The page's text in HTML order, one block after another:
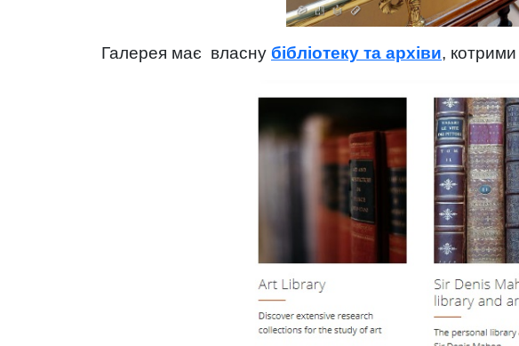
Галерея має власну бібліотеку та архіви,